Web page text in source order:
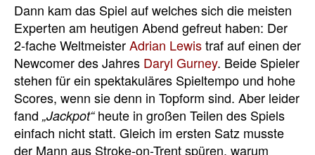
Dann kam das Spiel auf welches sich die meisten
Experten am heutigen Abend gefreut haben: Der
2-fache WeltmeisterAdrian Lewistraf auf einen der
Newcomer des Jahres Daryl Gurney. Beide Spieler
stehen für ein spektakuläres Spieltempo und hohe
Scores, wenn sie denn in Topform sind. Aber leider
fand „Jackpot“heute in großen Teilen des Spiels
einfach nicht statt. Gleich im ersten Satz musste
der Mann aus Stroke-on-Trent spüren, warum